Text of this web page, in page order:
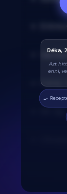
Fahéj:
Balázs,
🍳